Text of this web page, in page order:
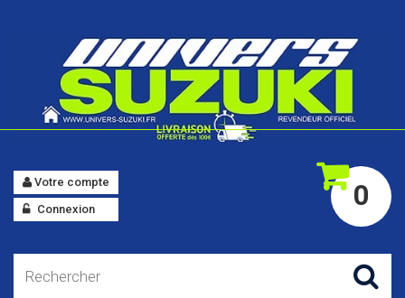
0
Votre compte
Connexion